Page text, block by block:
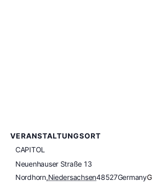
VERANSTALTUNGSORT
CAPITOL
Neuenhauser Straße 13
Nordhorn,Niedersachsen48527Germany